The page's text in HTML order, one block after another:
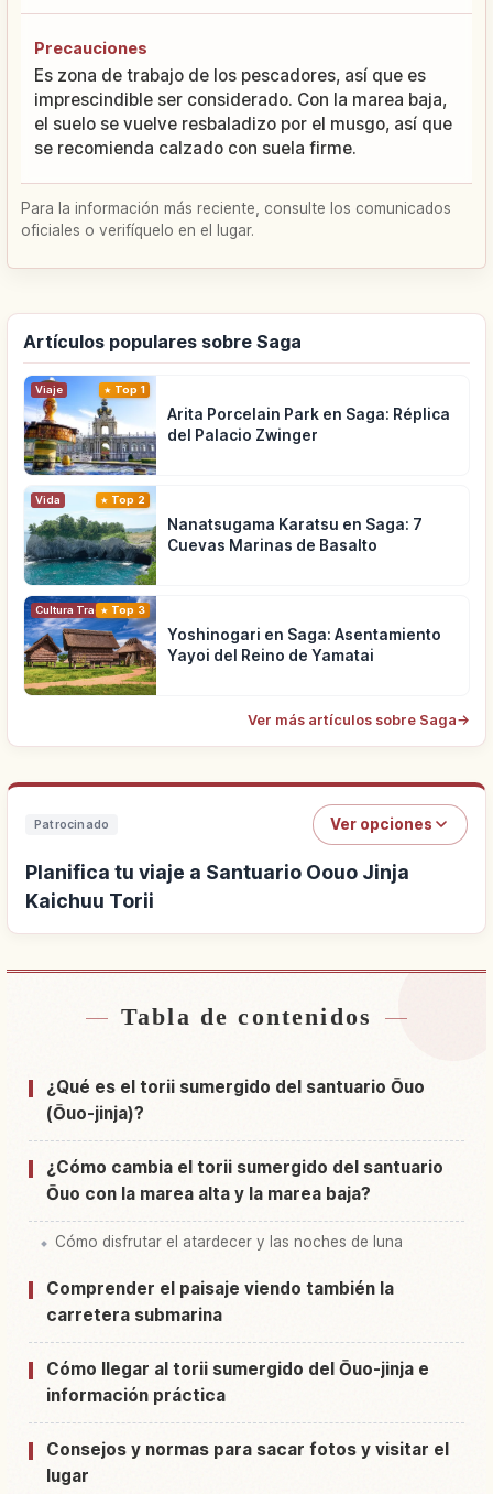
Precauciones
Es zona de trabajo de los pescadores, así que es
imprescindible ser considerado. Con la marea baja,
el suelo se vuelve resbaladizo por el musgo, así que
se recomienda calzado con suela firme.
Para la información más reciente, consulte los comunicados
oficiales o verifíquelo en el lugar.
Artículos populares sobre Saga
Viaje Top 1
Arita Porcelain Park en Saga: Réplica
del Palacio Zwinger
Vida Top 2
Nanatsugama Karatsu en Saga: 7
Cuevas Marinas de Basalto
Cultura Tradicional
Top 3
Yoshinogari en Saga: Asentamiento
Yayoi del Reino de Yamatai
Ver más artículos sobre Saga→
Patrocinado Ver opciones
Planifica tu viaje a Santuario Oouo Jinja
Kaichuu Torii
Buscar alojamiento cerca de Santuario Oouo
Buscar experiencias en Santuario Oouo Jinja
Tabla de contenidos
¿Qué es el torii sumergido del santuario Ōuo
(Ōuo-jinja)?
¿Cómo cambia el torii sumergido del santuario
Ōuo con la marea alta y la marea baja?
Cómo disfrutar el atardecer y las noches de luna
Comprender el paisaje viendo también la
carretera submarina
Cómo llegar al torii sumergido del Ōuo-jinja e
información práctica
Consejos y normas para sacar fotos y visitar el
lugar